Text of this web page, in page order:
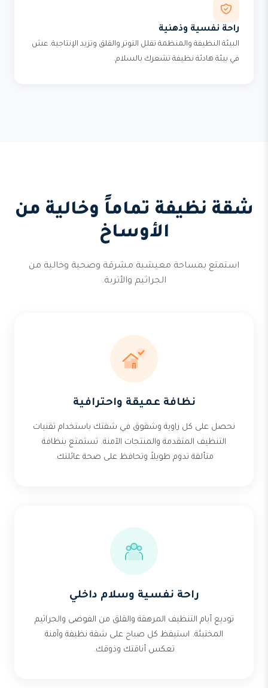
راحة نفسية وذهنية
البيئة النظيفة والمنظمة تقلل التوتر والقلق وتزيد الإنتاجية. عش
في بيئة هادئة نظيفة تشعرك بالسلام.
شقة نظيفة تماماً وخالية من
الأوساخ
استمتع بمساحة معيشية مشرقة وصحية وخالية من
الجراثيم والأتربة.
نظافة عميقة واحترافية
نحصل على كل زاوية وشقوق في شقتك باستخدام تقنيات
التنظيف المتقدمة والمنتجات الآمنة. تستمتع بنظافة
متألقة تدوم طويلاً وتحافظ على صحة عائلتك.
راحة نفسية وسلام داخلي
توديع أيام التنظيف المرهقة والقلق من الفوضى والجراثيم
المختبئة. استيقظ كل صباح على شقة نظيفة وآمنة
تعكس أناقتك وذوقك.